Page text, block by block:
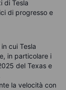
di Tesla
di progresso e
cui Tesla
in particolare i
del Texas e
la velocità con